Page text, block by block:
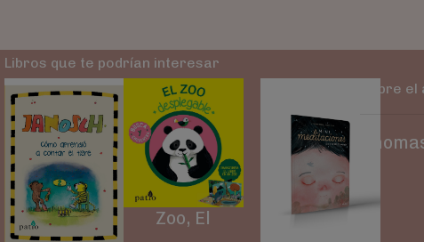
Libros que te podrían interesar
Zoo, El
Sobre